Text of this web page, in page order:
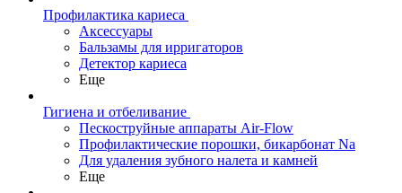
Профилактика кариеса
Аксессуары
Бальзамы для ирригаторов
Детектор кариеса
Еще
Гигиена и отбеливание
Пескоструйные аппараты Air-Flow
Профилактические порошки, бикарбонат Na
Для удаления зубного налета и камней
Еще